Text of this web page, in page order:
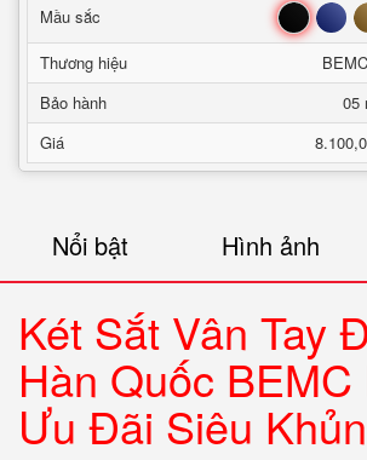
Mầu sắc Đen Xanh
Thương hiệu
Bảo hành
05
Giá
Nổi bật Hình ảnh
Két Sắt Vân Tay
Hàn Quốc BEMC
Ưu Đãi Siêu